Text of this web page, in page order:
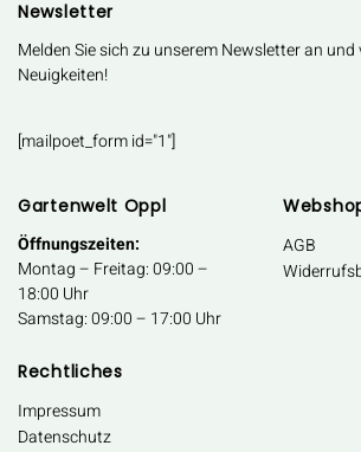
Newsletter
Melden Sie sich zu unserem Newsletter an und
Neuigkeiten!
[mailpoet_form id="1"]
Gartenwelt Oppl
Öffnungszeiten:
Montag – Freitag: 09:00 –
18:00 Uhr
Samstag: 09:00 – 17:00 Uhr
AGB
Rechtliches
Impressum
Datenschutz